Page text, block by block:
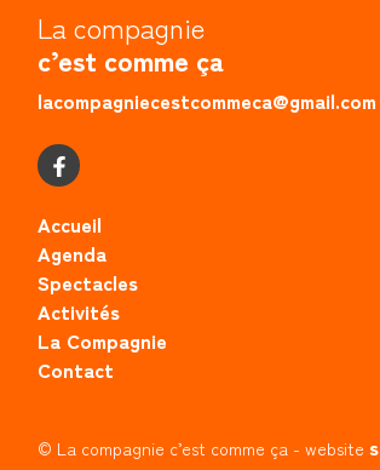
La compagnie
c’est comme ça
lacompagniecestcommeca@gmail.com
Accueil
Agenda
Spectacles
Activités
La Compagnie
Contact
© La compagnie c’est comme ça - website